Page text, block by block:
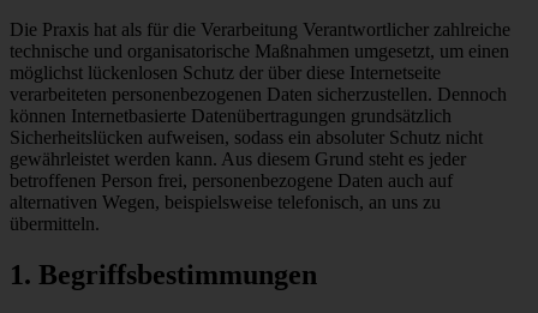
Die Praxis hat als für die Verarbeitung Verantwortlicher zahlreiche
technische und organisatorische Maßnahmen umgesetzt, um einen
möglichst lückenlosen Schutz der über diese Internetseite
verarbeiteten personenbezogenen Daten sicherzustellen. Dennoch
können Internetbasierte Datenübertragungen grundsätzlich
Sicherheitslücken aufweisen, sodass ein absoluter Schutz nicht
gewährleistet werden kann. Aus diesem Grund steht es jeder
betroffenen Person frei, personenbezogene Daten auch auf
alternativen Wegen, beispielsweise telefonisch, an uns zu
übermitteln.
1. Begriffsbestimmungen